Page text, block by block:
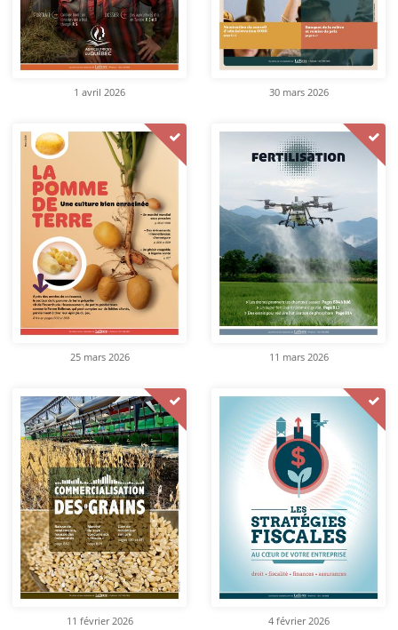
1 avril 2026 30 mars 2026
25 mars 2026 11 mars 2026
11 février 2026 4 février 2026